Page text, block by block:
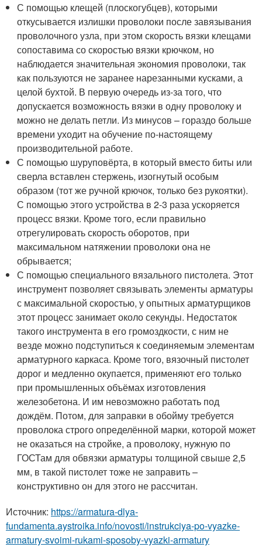
С помощью клещей (плоскогубцев), которыми
откусывается излишки проволоки после завязывания
проволочного узла, при этом скорость вязки клещами
сопоставима со скоростью вязки крючком, но
наблюдается значительная экономия проволоки, так
как пользуются не заранее нарезанными кусками, а
целой бухтой. В первую очередь из-за того, что
допускается возможность вязки в одну проволоку и
можно не делать петли. Из минусов – гораздо больше
времени уходит на обучение по-настоящему
производительной работе.
С помощью шуруповёрта, в который вместо биты или
сверла вставлен стержень, изогнутый особым
образом (тот же ручной крючок, только без рукоятки).
С помощью этого устройства в 2-3 раза ускоряется
процесс вязки. Кроме того, если правильно
отрегулировать скорость оборотов, при
максимальном натяжении проволоки она не
обрывается;
С помощью специального вязального пистолета. Этот
инструмент позволяет связывать элементы арматуры
с максимальной скоростью, у опытных арматурщиков
этот процесс занимает около секунды. Недостаток
такого инструмента в его громоздкости, с ним не
везде можно подступиться к соединяемым элементам
арматурного каркаса. Кроме того, вязочный пистолет
дорог и медленно окупается, применяют его только
при промышленных объёмах изготовления
железобетона. И им невозможно работать под
дождём. Потом, для заправки в обойму требуется
проволока строго определённой марки, которой может
не оказаться на стройке, а проволоку, нужную по
ГОСТам для обвязки арматуры толщиной свыше 2,5
мм, в такой пистолет тоже не заправить –
конструктивно он для этого не рассчитан.
Источник: https://armatura-dlya-
fundamenta.aystroika.info/novosti/instrukciya-po-vyazke-
armatury-svoimi-rukami-sposoby-vyazki-armatury